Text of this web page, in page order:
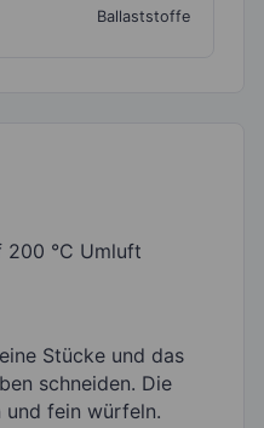
Ballaststoffe
200 °C Umluft
Stücke und das
schneiden. Die
und fein würfeln.